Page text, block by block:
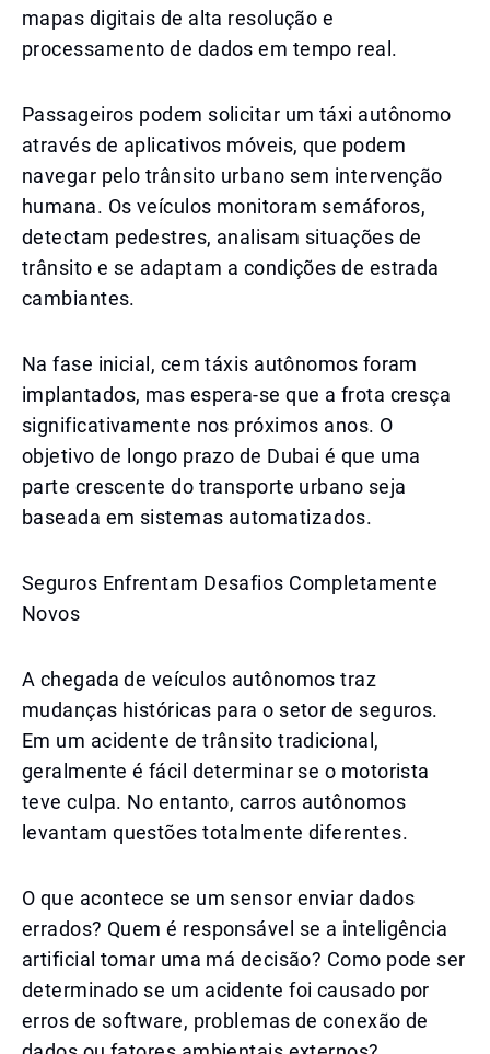
mapas digitais de alta resolução e
processamento de dados em tempo real.
Passageiros podem solicitar um táxi autônomo
através de aplicativos móveis, que podem
navegar pelo trânsito urbano sem intervenção
humana. Os veículos monitoram semáforos,
detectam pedestres, analisam situações de
trânsito e se adaptam a condições de estrada
cambiantes.
Na fase inicial, cem táxis autônomos foram
implantados, mas espera-se que a frota cresça
significativamente nos próximos anos. O
objetivo de longo prazo de Dubai é que uma
parte crescente do transporte urbano seja
baseada em sistemas automatizados.
Seguros Enfrentam Desafios Completamente
Novos
A chegada de veículos autônomos traz
mudanças históricas para o setor de seguros.
Em um acidente de trânsito tradicional,
geralmente é fácil determinar se o motorista
teve culpa. No entanto, carros autônomos
levantam questões totalmente diferentes.
O que acontece se um sensor enviar dados
errados? Quem é responsável se a inteligência
artificial tomar uma má decisão? Como pode ser
determinado se um acidente foi causado por
erros de software, problemas de conexão de